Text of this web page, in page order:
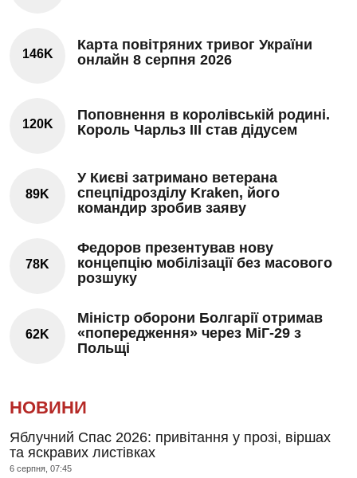
146K
Карта повітряних тривог України
онлайн 8 серпня 2026
120K
Поповнення в королівській родині.
Король Чарльз III став дідусем
89K
У Києві затримано ветерана
спецпідрозділу Kraken, його
командир зробив заяву
78K
Федоров презентував нову
концепцію мобілізації без масового
розшуку
62K
Міністр оборони Болгарії отримав
«попередження» через МіГ-29 з
Польщі
НОВИНИ
Яблучний Спас 2026: привітання у прозі, віршах
та яскравих листівках
6 серпня, 07:45